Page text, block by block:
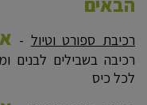
הבאים
רכיבת ספורט וטיול -
רכיבה בשבילים לבנים
לכל כיס